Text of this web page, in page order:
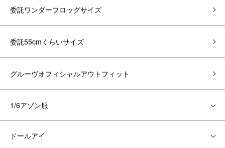
委託ワンダーフロッグサイズ
委託55cmくらいサイズ
グルーヴオフィシャルアウトフィット
1/6アゾン服
ドールアイ